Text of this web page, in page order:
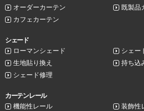
オーダーカーテン
既製品
カフェカーテン
シェード
ローマンシェード
シェー
生地貼り換え
持ち込
シェード修理
カーテンレール
機能性レール
装飾性